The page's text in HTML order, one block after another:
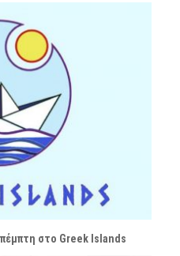
στο Greek Islands